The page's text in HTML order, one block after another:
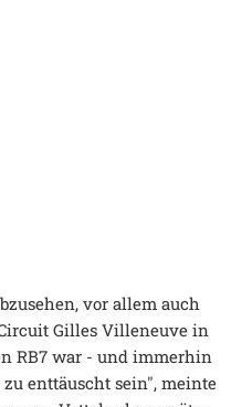
vor allem auch
Gilles Villeneuve in
RB7 war - und immerhin
enttäuscht sein", meinte